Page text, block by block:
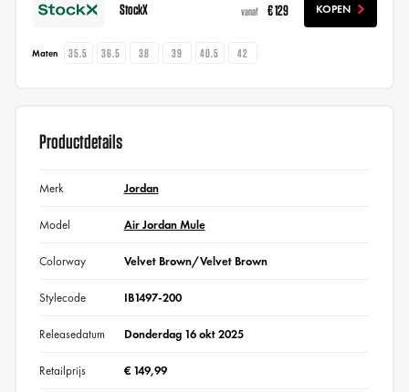
StockX vanaf € 129 KOPEN
Maten 35.5 36.5 38 39 40.5 42
Productdetails
Merk Jordan
Model Air Jordan Mule
Colorway Velvet Brown/Velvet Brown
Stylecode IB1497-200
Releasedatum Donderdag 16 okt 2025
Retailprijs € 149,99